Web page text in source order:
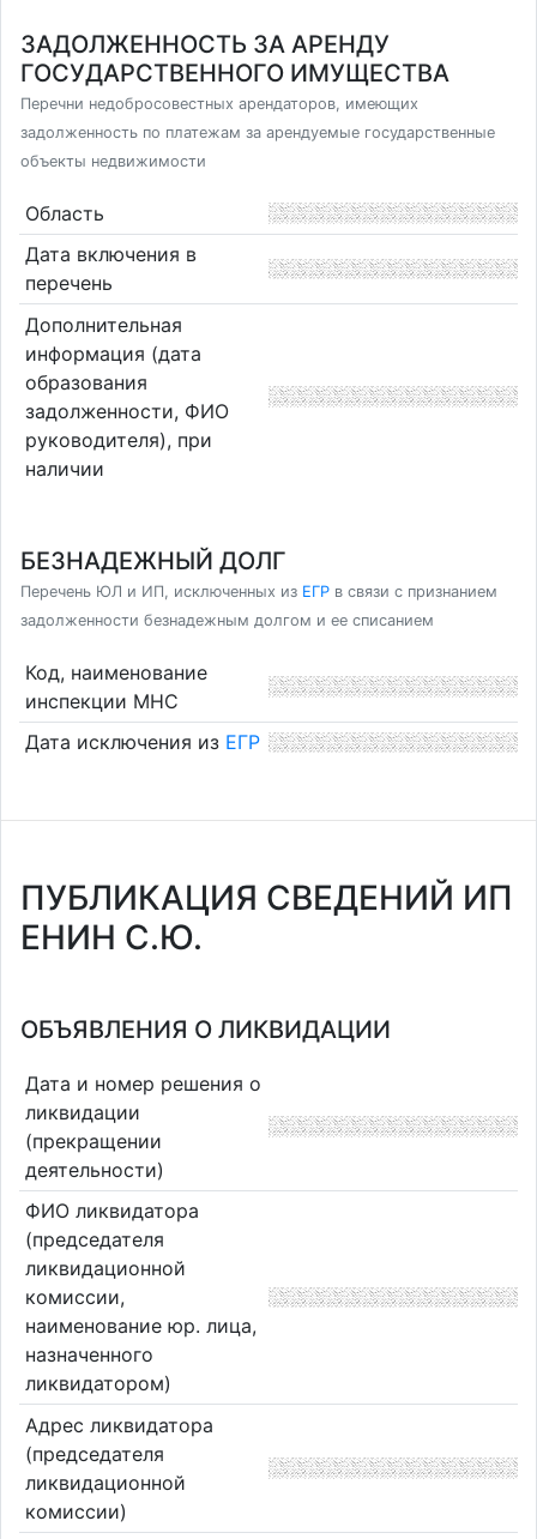
ЗАДОЛЖЕННОСТЬ ЗА АРЕНДУ
ГОСУДАРСТВЕННОГО ИМУЩЕСТВА
Перечни недобросовестных арендаторов, имеющих
задолженность по платежам за арендуемые государственные
объекты недвижимости
Область
Дата включения в
перечень
Дополнительная
информация (дата
образования
задолженности, ФИО
руководителя), при
наличии
БЕЗНАДЕЖНЫЙ ДОЛГ
Перечень ЮЛ и ИП, исключенных из ЕГР в связи с признанием
задолженности безнадежным долгом и ее списанием
Код, наименование
инспекции МНС
Дата исключения из ЕГР
ПУБЛИКАЦИЯ СВЕДЕНИЙ ИП
ЕНИН С.Ю.
ОБЪЯВЛЕНИЯ О ЛИКВИДАЦИИ
Дата и номер решения о
ликвидации
(прекращении
деятельности)
ФИО ликвидатора
(председателя
ликвидационной
комиссии,
наименование юр. лица,
назначенного
ликвидатором)
Адрес ликвидатора
(председателя
ликвидационной
комиссии)